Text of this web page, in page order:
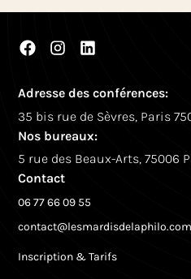
Adresse des conférences:
35 bis rue de Sèvres, Paris
Nos bureaux:
5 rue des Beaux-Arts, 75006
Contact
06 77 66 09 55
contact@lesmardisdelaphilo.com
Inscription & Tarifs